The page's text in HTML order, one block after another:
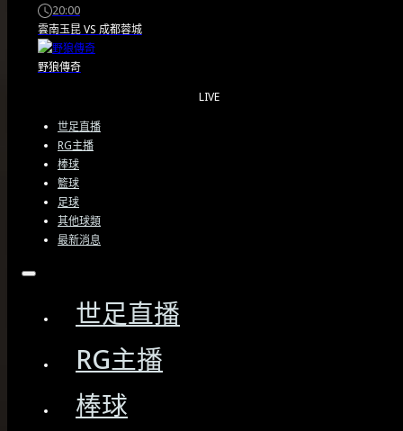
賽事快報
尼克隊時隔50年重奪
20:00
雲南玉昆VS 成都蓉城
野狼傳奇
LIVE
世足直播
RG主播
棒球
籃球
足球
其他球類
最新消息
世足直播
RG主播
棒球